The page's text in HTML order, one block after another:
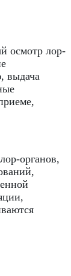
осмотр лор-
выдача
органов,